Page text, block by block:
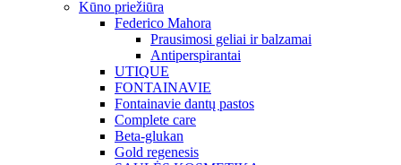
Kūno priežiūra
Federico Mahora
Prausimosi geliai ir balzamai
Antiperspirantai
UTIQUE
FONTAINAVIE
Fontainavie dantų pastos
Complete care
Beta-glukan
Gold regenesis